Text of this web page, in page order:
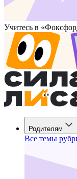
Учитесь в
Родителям
Все темы